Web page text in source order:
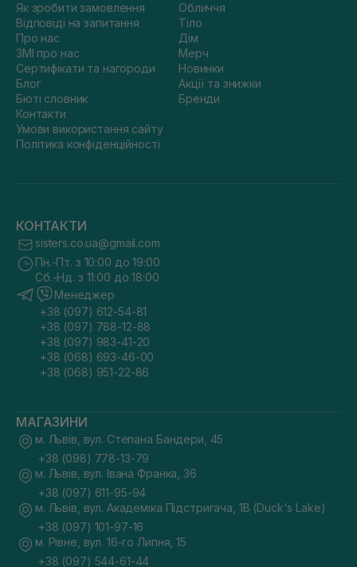
Як зробити замовлення
Відповіді на запитання
Про нас
ЗМІ про нас
Сертифікати та нагороди
Блог
Бюті словник
Контакти
Умови використання сайту
Політика конфіденційності
Обличчя
Тіло
Дім
Мерч
Новинки
Акції та знижки
Бренди
КОНТАКТИ
sisters.co.ua@gmail.com
Пн.-Пт. з 10:00 до 19:00
Сб.-Нд. з 11:00 до 18:00
Менеджер
+38 (097) 612-54-81
+38 (097) 788-12-88
+38 (097) 983-41-20
+38 (068) 693-46-00
+38 (068) 951-22-86
МАГАЗИНИ
м. Львів, вул. Степана Бандери, 45
+38 (098) 778-13-79
м. Львів, вул. Івана Франка, 36
+38 (097) 611-95-94
м. Львів, вул. Академіка Підстригача, 1В (Duck's Lake)
+38 (097) 101-97-16
м. Рівне, вул. 16-го Липня, 15
+38 (097) 544-61-44